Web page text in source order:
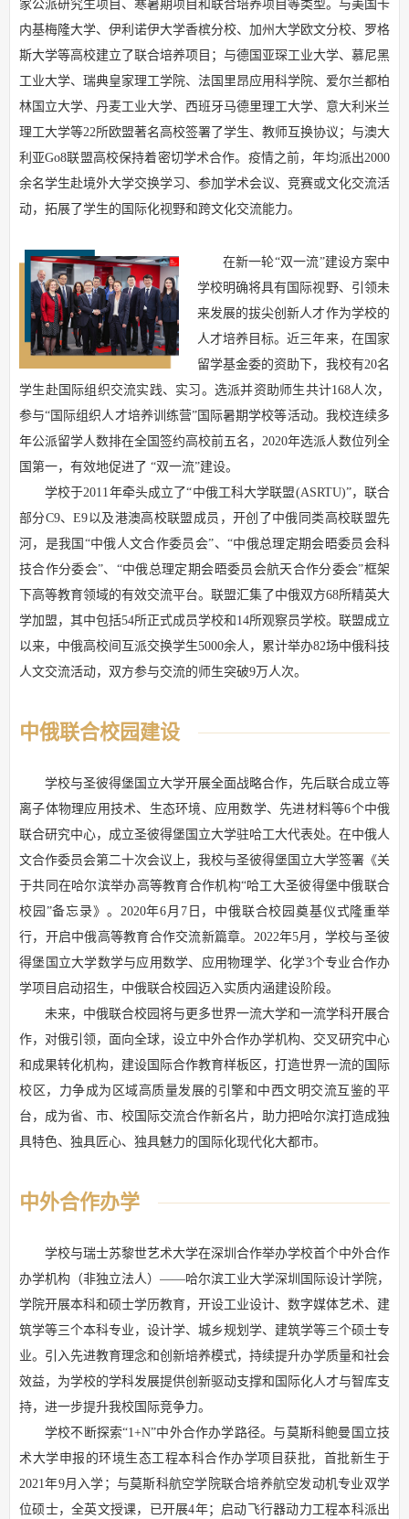
家公派研究生项目、寒暑期项目和联合培养项目等类型。与美国卡
内基梅隆大学、伊利诺伊大学香槟分校、加州大学欧文分校、罗格
斯大学等高校建立了联合培养项目；与德国亚琛工业大学、慕尼黑
工业大学、瑞典皇家理工学院、法国里昂应用科学院、爱尔兰都柏
林国立大学、丹麦工业大学、西班牙马德里理工大学、意大利米兰
理工大学等22所欧盟著名高校签署了学生、教师互换协议；与澳大
利亚Go8联盟高校保持着密切学术合作。疫情之前，年均派出2000
余名学生赴境外大学交换学习、参加学术会议、竞赛或文化交流活
动，拓展了学生的国际化视野和跨文化交流能力。
在新一轮“双一流”建设方案中
学校明确将具有国际视野、引领未
来发展的拔尖创新人才作为学校的
人才培养目标。近三年来，在国家
留学基金委的资助下，我校有20名
学生赴国际组织交流实践、实习。选派并资助师生共计168人次，
参与“国际组织人才培养训练营”国际暑期学校等活动。我校连续多
年公派留学人数排在全国签约高校前五名，2020年选派人数位列全
国第一，有效地促进了 “双一流”建设。
学校于2011年牵头成立了“中俄工科大学联盟(ASRTU)”，联合
部分C9、E9以及港澳高校联盟成员，开创了中俄同类高校联盟先
河，是我国“中俄人文合作委员会”、“中俄总理定期会晤委员会科
技合作分委会”、“中俄总理定期会晤委员会航天合作分委会”框架
下高等教育领域的有效交流平台。联盟汇集了中俄双方68所精英大
学加盟，其中包括54所正式成员学校和14所观察员学校。联盟成立
以来，中俄高校间互派交换学生5000余人，累计举办82场中俄科技
人文交流活动，双方参与交流的师生突破9万人次。
中俄联合校园建设
学校与圣彼得堡国立大学开展全面战略合作，先后联合成立等
离子体物理应用技术、生态环境、应用数学、先进材料等6个中俄
联合研究中心，成立圣彼得堡国立大学驻哈工大代表处。在中俄人
文合作委员会第二十次会议上，我校与圣彼得堡国立大学签署《关
于共同在哈尔滨举办高等教育合作机构“哈工大圣彼得堡中俄联合
校园”备忘录》。2020年6月7日，中俄联合校园奠基仪式隆重举
行，开启中俄高等教育合作交流新篇章。2022年5月，学校与圣彼
得堡国立大学数学与应用数学、应用物理学、化学3个专业合作办
学项目启动招生，中俄联合校园迈入实质内涵建设阶段。
未来，中俄联合校园将与更多世界一流大学和一流学科开展合
作，对俄引领，面向全球，设立中外合作办学机构、交叉研究中心
和成果转化机构，建设国际合作教育样板区，打造世界一流的国际
校区，力争成为区域高质量发展的引擎和中西文明交流互鉴的平
台，成为省、市、校国际交流合作新名片，助力把哈尔滨打造成独
具特色、独具匠心、独具魅力的国际化现代化大都市。
中外合作办学
学校与瑞士苏黎世艺术大学在深圳合作举办学校首个中外合作
办学机构（非独立法人）——哈尔滨工业大学深圳国际设计学院，
学院开展本科和硕士学历教育，开设工业设计、数字媒体艺术、建
筑学等三个本科专业，设计学、城乡规划学、建筑学等三个硕士专
业。引入先进教育理念和创新培养模式，持续提升办学质量和社会
效益，为学校的学科发展提供创新驱动支撑和国际化人才与智库支
持，进一步提升我校国际竞争力。
学校不断探索“1+N”中外合作办学路径。与莫斯科鲍曼国立技
术大学申报的环境生态工程本科合作办学项目获批，首批新生于
2021年9月入学；与莫斯科航空学院联合培养航空发动机专业双学
位硕士，全英文授课，已开展4年；启动飞行器动力工程本科派出